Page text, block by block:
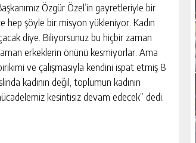
Özgür Özel’in gayretleriyle bir
hep şöyle bir misyon yükleniyor. Kadın
diye. Biliyorsunuz bu hiçbir zaman
erkeklerin önünü kesmiyorlar. Ama
ve çalışmasıyla kendini ispat etmiş 8
kadının değil, toplumun kadının
kesintisiz devam edecek” dedi.